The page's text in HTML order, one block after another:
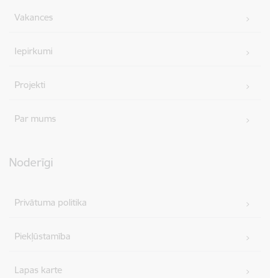
Vakances
Iepirkumi
Projekti
Par mums
Noderīgi
Privātuma politika
Piekļūstamība
Lapas karte